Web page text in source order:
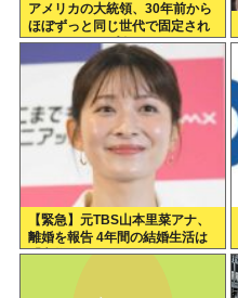
アメリカの大統領、30年前から
ほぼずっと同じ世代で固定され
てる（トランプ含む）。そらジ
ジイばっかりになるよ
【緊急】元TBS山本里菜アナ、
離婚を報告 4年間の結婚生活は
「宝物」